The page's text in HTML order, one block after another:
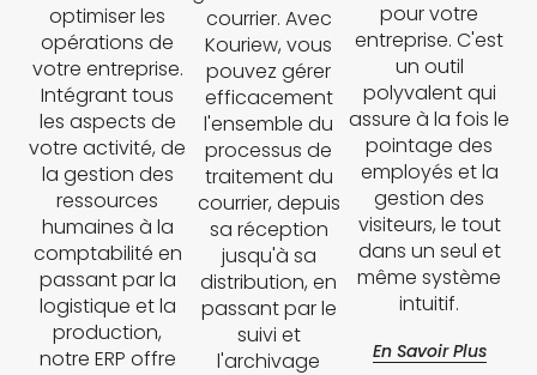
optimiser les
opérations de
votre entreprise.
Intégrant tous
les aspects de
votre activité, de
la gestion des
ressources
humaines à la
comptabilité en
passant par la
logistique et la
production,
notre ERP offre
courrier. Avec
Kouriew, vous
pouvez gérer
efficacement
l'ensemble du
processus de
traitement du
courrier, depuis
sa réception
jusqu'à sa
distribution, en
passant par le
suivi et
l'archivage
pour votre
entreprise. C'est
un outil
polyvalent qui
assure à la fois le
pointage des
employés et la
gestion des
visiteurs, le tout
dans un seul et
même système
intuitif.
En Savoir Plus